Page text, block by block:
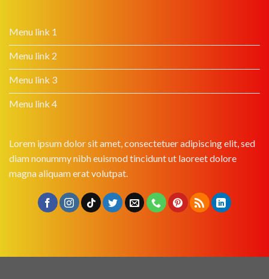
Menu link 1
Menu link 2
Menu link 3
Menu link 4
Lorem ipsum dolor sit amet, consectetuer adipiscing elit, sed
diam nonummy nibh euismod tincidunt ut laoreet dolore
magna aliquam erat volutpat.